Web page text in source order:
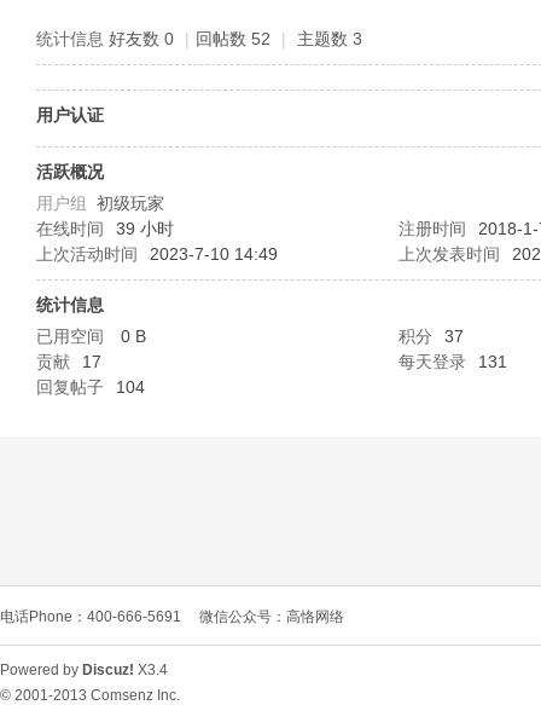
L
统计信息 好友数 0 | 回帖数 52 | 主题数 3
用户认证
活跃概况
用户组 初级玩家
在线时间
39 小时 注册时间
2018-
上次活动时间
2023-7-10 14:49 上次发表时间
统计信息
已用空间
0 B 积分
37
贡献
17 每天登录
131
回复帖子
104
电话Phone：400-666-5691 微信公众号：高恪网络
Powered by Discuz! X3.4
© 2001-2013 Comsenz Inc.